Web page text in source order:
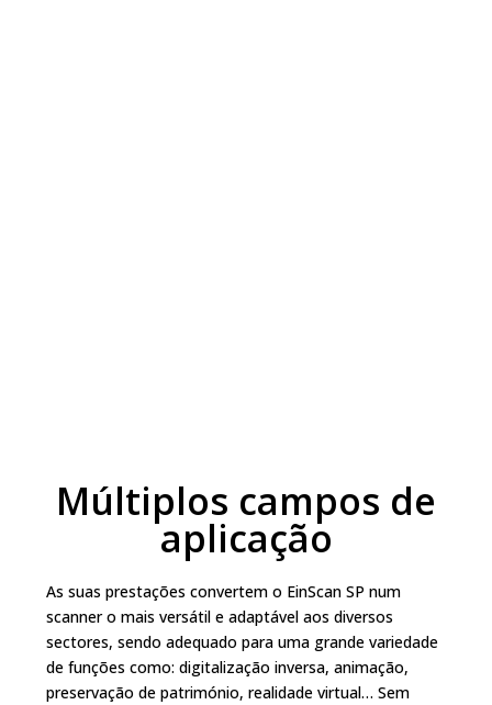
Múltiplos campos de
aplicação
As suas prestações convertem o EinScan SP num
scanner o mais versátil e adaptável aos diversos
sectores, sendo adequado para uma grande variedade
de funções como: digitalização inversa, animação,
preservação de património, realidade virtual… Sem